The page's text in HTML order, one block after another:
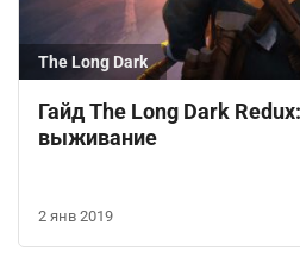
The Long Dark
Гайд The Long Dark
выживание
2 янв 2019